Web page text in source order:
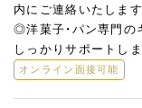
内にご連絡いたします
◎洋菓子・パン専門の
しっかりサポートし
オンライン面接可能